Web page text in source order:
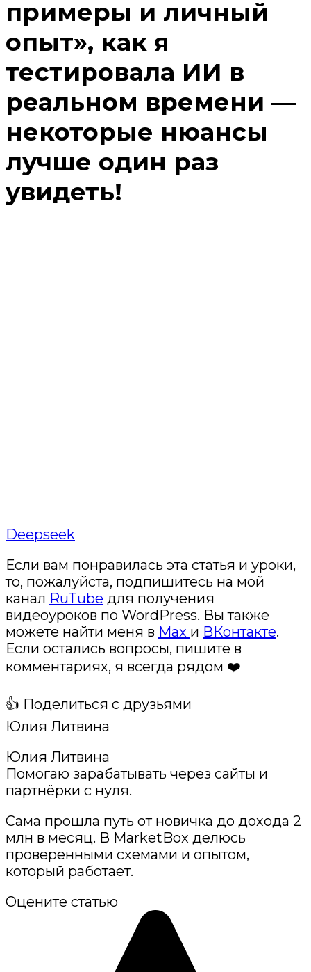
примеры и личный
опыт», как я
тестировала ИИ в
реальном времени —
некоторые нюансы
лучше один раз
увидеть!
Deepseek
Если вам понравилась эта статья и уроки,
то, пожалуйста, подпишитесь на мой
канал RuTube для получения
видеоуроков по WordPress. Вы также
можете найти меня в Max и ВКонтакте.
Если остались вопросы, пишите в
комментариях, я всегда рядом ❤️
👍 Поделиться с друзьями
Юлия Литвина
Юлия Литвина
Помогаю зарабатывать через сайты и
партнёрки с нуля.
Сама прошла путь от новичка до дохода 2
млн в месяц. В MarketBox делюсь
проверенными схемами и опытом,
который работает.
Оцените статью